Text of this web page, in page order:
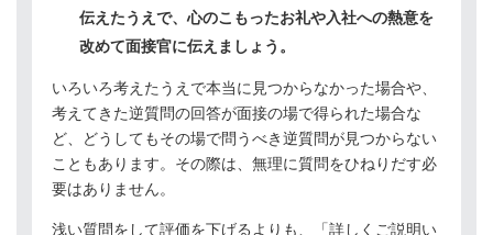
伝えたうえで、心のこもったお礼や入社への熱意を
改めて面接官に伝えましょう。
いろいろ考えたうえで本当に見つからなかった場合や、
考えてきた逆質問の回答が面接の場で得られた場合な
ど、どうしてもその場で問うべき逆質問が見つからない
こともあります。その際は、無理に質問をひねりだす必
要はありません。
浅い質問をして評価を下げるよりも、「詳しくご説明い